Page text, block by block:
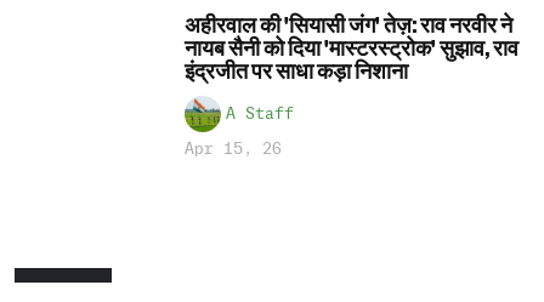
अहीरवाल की 'सियासी जंग' तेज़: राव नरवीर ने
नायब सैनी को दिया 'मास्टरस्ट्रोक' सुझाव, राव
इंद्रजीत पर साधा कड़ा निशाना
A Staff
Apr 15, 26